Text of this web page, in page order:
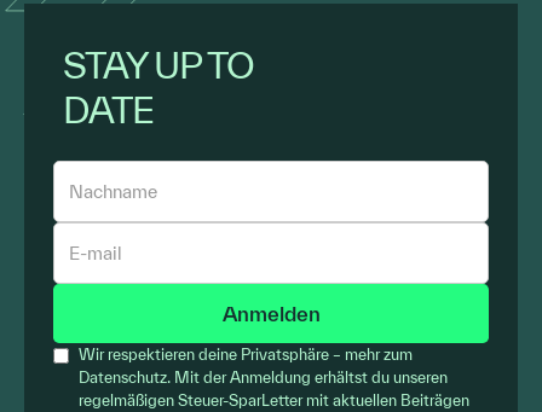
STAY UP TO
DATE
Wir respektieren deine Privatsphäre – mehr zum
Datenschutz. Mit der Anmeldung erhältst du unseren
regelmäßigen Steuer-SparLetter mit aktuellen Beiträgen